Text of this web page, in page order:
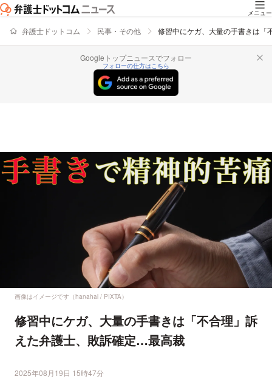
メニュー
弁護士ドットコム 民事・その他 修習中にケガ、大量の手書きは
Googleトップニュースでフォロー
フォローの仕方はこちら
画像はイメージです（hanahal / PIXTA）
修習中にケガ、大量の手書きは「不合理」訴
えた弁護士、敗訴確定…最高裁
2025年08月19日 15時47分